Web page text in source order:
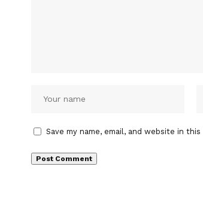
Save my name, email, and website in